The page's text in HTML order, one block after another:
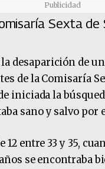
Publicidad
Sexta de
desaparición de
de la Comisaría
iniciada la
sano y salvo por
entre 33 y 35,
se encontraba